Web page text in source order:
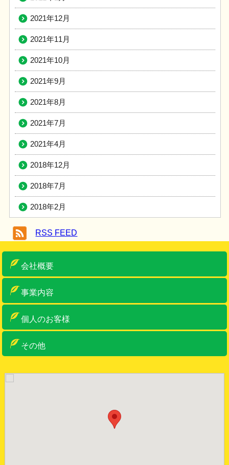
2021年12月
2021年11月
2021年10月
2021年9月
2021年8月
2021年7月
2021年4月
2018年12月
2018年7月
2018年2月
RSS FEED
会社概要
ご挨拶
概要
アクセス
車両・設備紹介
許可一覧
事業内容
産業廃棄物収集運搬
産業廃棄物中間処理・リサイクル
ゼロ・エミッションへの取り組み
特別管理産業廃棄物収集運搬
事務系一般産廃物
古物商・金属くず類回収業
リサイクルボックス
個人のお客様
個人のお客様
リサイクルボックス
その他